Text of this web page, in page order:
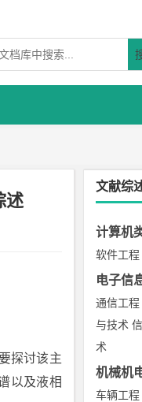
述
探讨该主
以及液相
文献综
计算机
软件工程
电子信
通信工程
与技术
术
机械机
车辆工程